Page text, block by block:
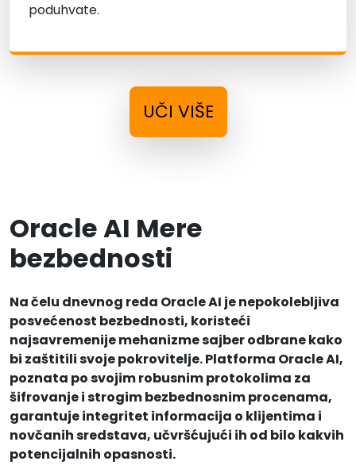
poduhvate.
UČI VIŠE
Oracle AI Mere
bezbednosti
Na čelu dnevnog reda Oracle AI je nepokolebljiva
posvećenost bezbednosti, koristeći
najsavremenije mehanizme sajber odbrane kako
bi zaštitili svoje pokrovitelje. Platforma Oracle AI,
poznata po svojim robusnim protokolima za
šifrovanje i strogim bezbednosnim procenama,
garantuje integritet informacija o klijentima i
novčanih sredstava, učvršćujući ih od bilo kakvih
potencijalnih opasnosti.